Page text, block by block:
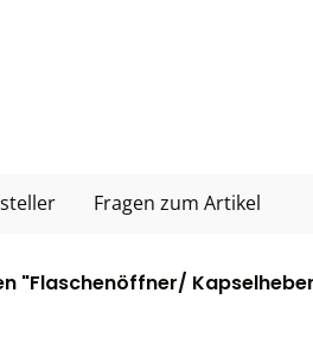
Fragen zum Artikel
"Flaschenöffner/